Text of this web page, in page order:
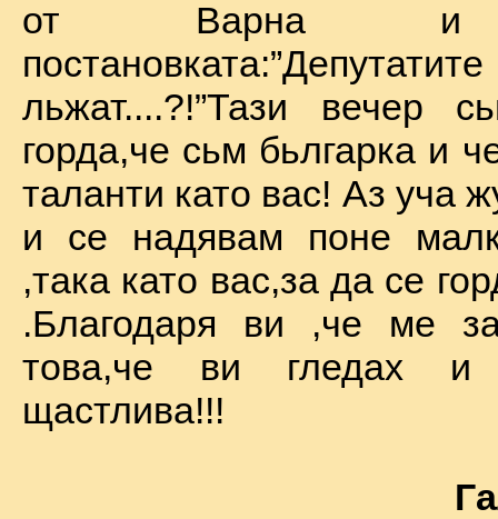
от Варна и
льжат....?!”Тази вечер
горда,че сьм бьлгарка и
таланти като вас! Аз уча
и се надявам поне
,така като вас,за да се
.Благодаря ви ,че ме
това,че ви гледах
щастлива!!!